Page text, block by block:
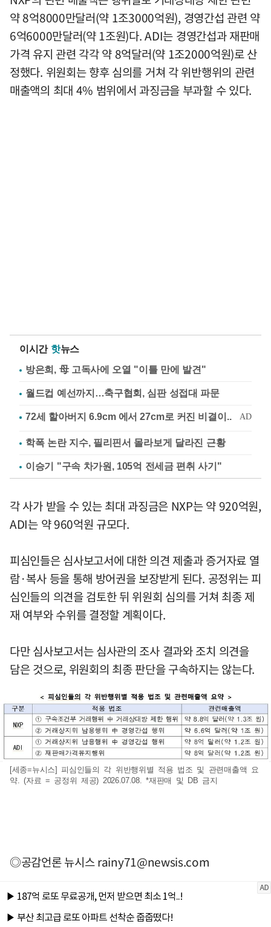
약 8억8000만달러(약 1조3000억원), 경영간섭 관련 약
6억6000만달러(약 1조원)다. ADI는 경영간섭과 재판매
가격 유지 관련 각각 약 8억달러(약 1조2000억원)로 산
정했다. 위원회는 향후 심의를 거쳐 각 위반행위의 관련
매출액의 최대 4% 범위에서 과징금을 부과할 수 있다.
이시간 핫뉴스
방은희, 母 고독사에 오열 "이틀 만에 발견"
월드컵 예선까지…축구협회, 심판 성접대 파문
학폭 논란 지수, 필리핀서 몰라보게 달라진 근황
이승기 "구속 차가원, 105억 전세금 편취 사기"
각 사가 받을 수 있는 최대 과징금은 NXP는 약 920억원,
ADI는 약 960억원 규모다.
피심인들은 심사보고서에 대한 의견 제출과 증거자료 열
람·복사 등을 통해 방어권을 보장받게 된다. 공정위는 피
심인들의 의견을 검토한 뒤 위원회 심의를 거쳐 최종 제
재 여부와 수위를 결정할 계획이다.
다만 심사보고서는 심사관의 조사 결과와 조치 의견을
담은 것으로, 위원회의 최종 판단을 구속하지는 않는다.
[세종=뉴시스] 피심인들의 각 위반행위별 적용 법조 및 관련매출액 요
약. (자료 = 공정위 제공) 2026.07.08. *재판매 및 DB 금지
◎공감언론 뉴시스rainy71@newsis.com